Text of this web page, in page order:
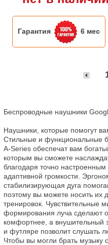
Гарантия 6 мес
Беспроводные наушники
Наушники, которые помогут
Стильные и функциональные
A-Series обеспечат вам
которым вы сможете
благодаря точно
адаптивной громкости.
стабилизирующая дуга
поэтому вы можете носить их
тренировок. Чувствительные
формирования луча сделают
комфортнее, а внушительный
и футляре позволит слушать
Чтобы вы могли брать музыку